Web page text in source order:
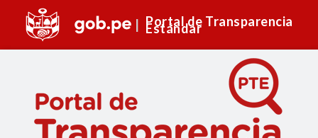
Portal de Transparencia
Estándar